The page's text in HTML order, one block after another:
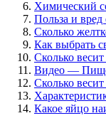
Химический
Польза и
Сколько
Как выбрать
Сколько
Видео —
Сколько весит
Какое яйцо